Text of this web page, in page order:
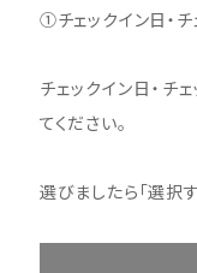
①チェックイン日・
チェックイン日・チ
てください。
選びましたら「選択